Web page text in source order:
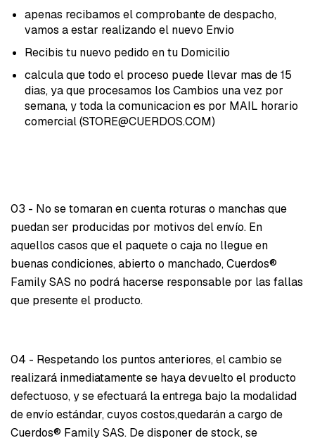
apenas recibamos el comprobante de despacho,
vamos a estar realizando el nuevo Envio
Recibis tu nuevo pedido en tu Domicilio
calcula que todo el proceso puede llevar mas de 15
dias, ya que procesamos los Cambios una vez por
semana, y toda la comunicacion es por MAIL horario
comercial (STORE@CUERDOS.COM)
03 - No se tomaran en cuenta roturas o manchas que
puedan ser producidas por motivos del envío. En
aquellos casos que el paquete o caja no llegue en
buenas condiciones, abierto o manchado, Cuerdos®
Family SAS no podrá hacerse responsable por las fallas
que presente el producto.
04 - Respetando los puntos anteriores, el cambio se
realizará inmediatamente se haya devuelto el producto
defectuoso, y se efectuará la entrega bajo la modalidad
de envío estándar, cuyos costos,quedarán a cargo de
Cuerdos® Family SAS. De disponer de stock, se